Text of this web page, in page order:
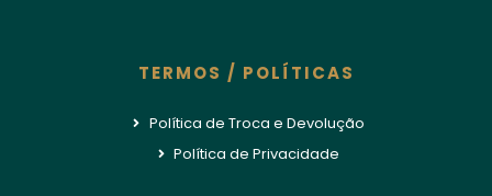
TERMOS / POLÍTICAS
Política de Troca e Devolução
Política de Privacidade